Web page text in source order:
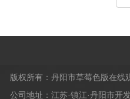
版权所有：丹阳市草莓色版在线
公司地址：江苏·镇江·丹阳